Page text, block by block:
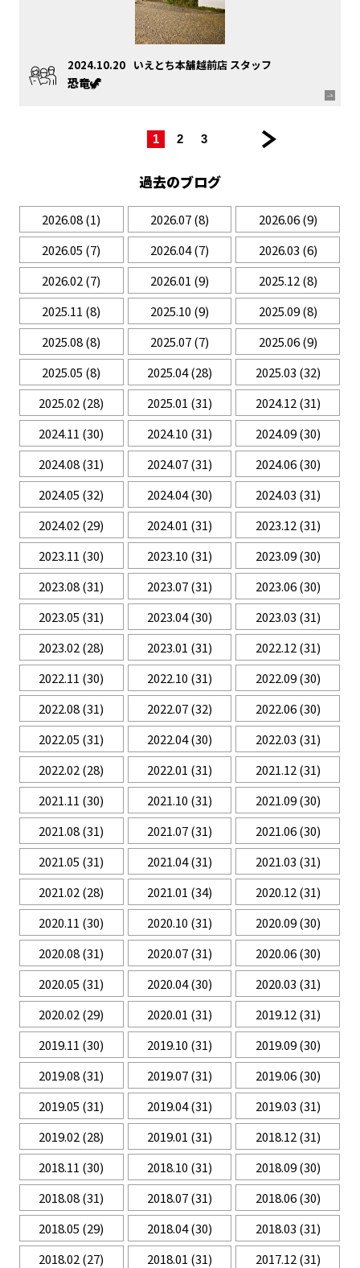
2024.10.20 いえとち本舗越前店 スタッフ
恐竜🦖
1 2 3
次
の
過去のブログ
2026.08(1) 2026.07(8) 2026.06(9)
2026.05 (7) 2026.04(7) 2026.03 (6)
2026.02(7) 2026.01 (9) 2025.12(8)
2025.11 (8) 2025.10 (9) 2025.09(8)
2025.08(8) 2025.07(7) 2025.06(9)
2025.05 (8) 2025.04(28) 2025.03 (32)
2025.02(28) 2025.01 (31) 2024.12(31)
2024.11 (30) 2024.10 (31) 2024.09(30)
2024.08(31) 2024.07(31) 2024.06(30)
2024.05 (32) 2024.04(30) 2024.03 (31)
2024.02(29) 2024.01 (31) 2023.12(31)
2023.11 (30) 2023.10 (31) 2023.09(30)
2023.08(31) 2023.07(31) 2023.06(30)
2023.05 (31) 2023.04(30) 2023.03 (31)
2023.02(28) 2023.01 (31) 2022.12(31)
2022.11 (30) 2022.10 (31) 2022.09(30)
2022.08(31) 2022.07(32) 2022.06(30)
2022.05 (31) 2022.04(30) 2022.03 (31)
2022.02(28) 2022.01 (31) 2021.12(31)
2021.11 (30) 2021.10 (31) 2021.09(30)
2021.08(31) 2021.07(31) 2021.06(30)
2021.05 (31) 2021.04(31) 2021.03 (31)
2021.02(28) 2021.01 (34) 2020.12(31)
2020.11 (30) 2020.10 (31) 2020.09(30)
2020.08(31) 2020.07(31) 2020.06(30)
2020.05 (31) 2020.04(30) 2020.03 (31)
2020.02(29) 2020.01 (31) 2019.12(31)
2019.11 (30) 2019.10 (31) 2019.09(30)
2019.08(31) 2019.07(31) 2019.06(30)
2019.05 (31) 2019.04(31) 2019.03 (31)
2019.02(28) 2019.01 (31) 2018.12(31)
2018.11 (30) 2018.10 (31) 2018.09(30)
2018.08(31) 2018.07(31) 2018.06(30)
2018.05 (29) 2018.04(30) 2018.03 (31)
2018.02(27) 2018.01 (31) 2017.12(31)